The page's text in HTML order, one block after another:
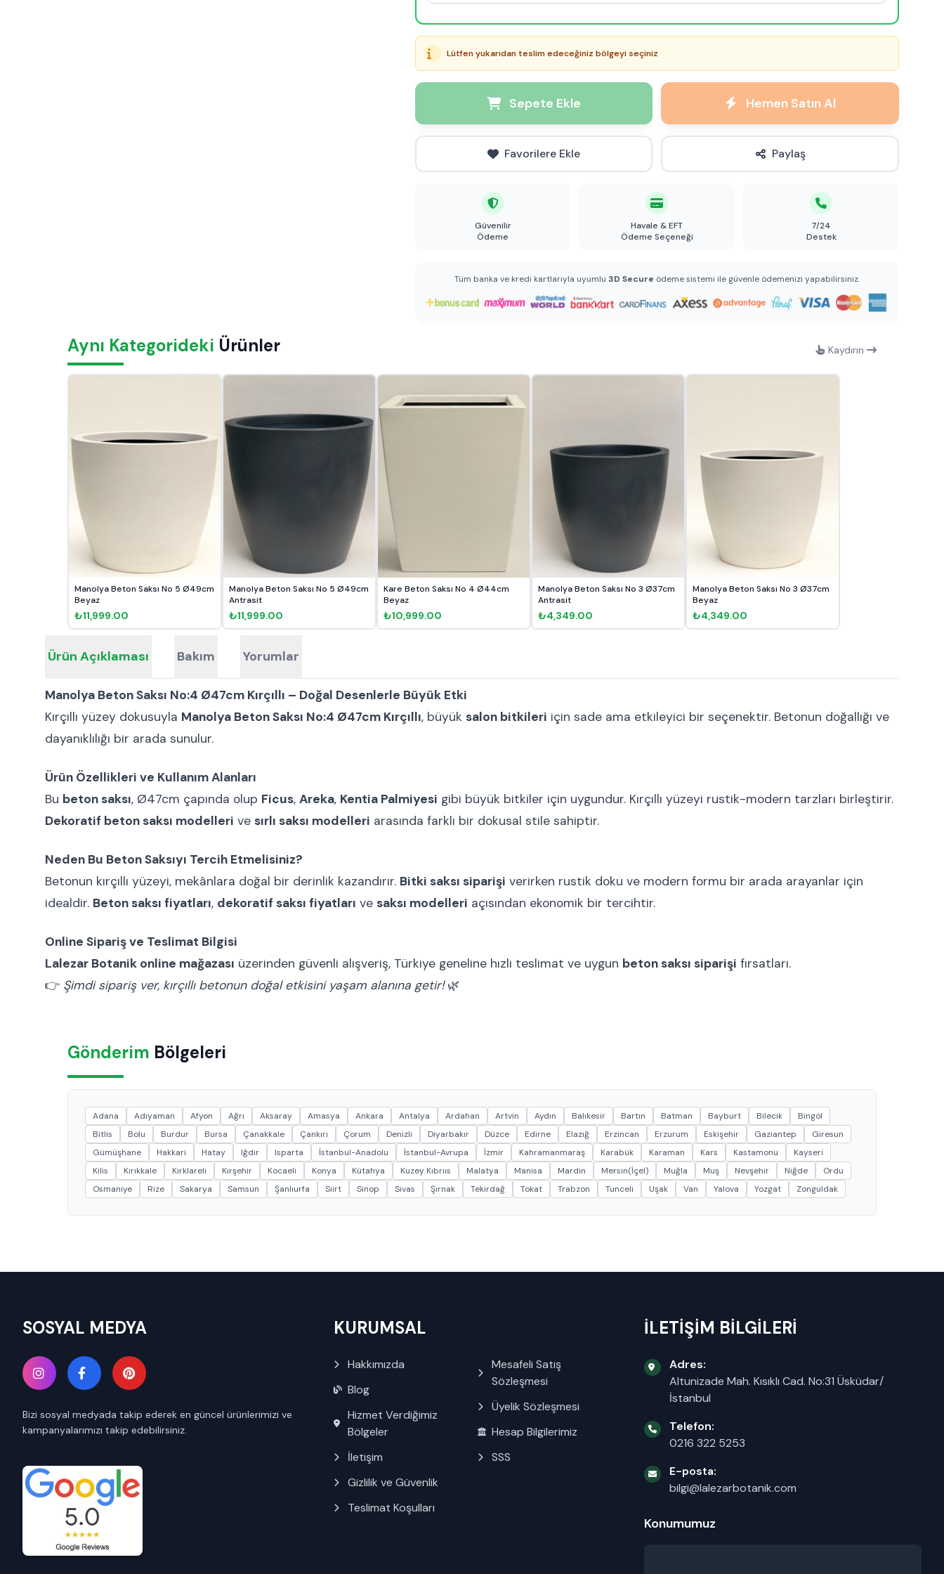
Lütfen yukarıdan teslim edeceğiniz bölgeyi seçiniz
Sepete Ekle Hemen Satın Al
Favorilere Ekle Paylaş
Güvenilir
Ödeme
Havale & EFT
Ödeme Seçeneği
7/24
Destek
Tüm banka ve kredi kartlarıyla uyumlu 3D Secure ödeme sistemi ile güvenle ödemenizi yapabilirsiniz.
Aynı Kategorideki Ürünler Kaydırın
Manolya Beton Saksı No 5 Ø49cm
Beyaz
₺11,999.00
Manolya Beton Saksı No 5 Ø49cm
Antrasit
₺11,999.00
Kare Beton Saksı No 4 Ø44cm
Beyaz
₺10,999.00
Manolya Beton Saksı No 3 Ø37cm
Antrasit
₺4,349.00
Manolya Beton Saksı No 3 Ø37cm
Beyaz
₺4,349.00
Ürün Açıklaması Bakım Yorumlar
Manolya Beton Saksı No:4 Ø47cm Kırçıllı – Doğal Desenlerle Büyük Etki
Kırçıllı yüzey dokusuyla Manolya Beton Saksı No:4 Ø47cm Kırçıllı, büyük salon bitkileri için sade ama etkileyici bir seçenektir. Betonun doğallığı ve
dayanıklılığı bir arada sunulur.
Ürün Özellikleri ve Kullanım Alanları
Bu beton saksı, Ø47cm çapında olup Ficus, Areka, Kentia Palmiyesi gibi büyük bitkiler için uygundur. Kırçıllı yüzeyi rustik-modern tarzları birleştirir.
Dekoratif beton saksı modelleri ve sırlı saksı modelleri arasında farklı bir dokusal stile sahiptir.
Neden Bu Beton Saksıyı Tercih Etmelisiniz?
Betonun kırçıllı yüzeyi, mekânlara doğal bir derinlik kazandırır. Bitki saksı siparişi verirken rustik doku ve modern formu bir arada arayanlar için
idealdir. Beton saksı fiyatları, dekoratif saksı fiyatları ve saksı modelleri açısından ekonomik bir tercihtir.
Online Sipariş ve Teslimat Bilgisi
Lalezar Botanik online mağazası üzerinden güvenli alışveriş, Türkiye geneline hızlı teslimat ve uygun beton saksı siparişi fırsatları.
👉 Şimdi sipariş ver, kırçıllı betonun doğal etkisini yaşam alanına getir!🌿
Gönderim Bölgeleri
Adana Adıyaman Afyon Ağrı Aksaray Amasya Ankara Antalya Ardahan Artvin Aydın Balıkesir Bartın Batman Bayburt Bilecik
Bingöl
Bitlis
Bolu Burdur Bursa Çanakkale Çankırı Çorum Denizli Diyarbakır Düzce Edirne Elazığ Erzincan Erzurum Eskişehir Gaziantep
Giresun
Gümüşhane
Hakkari Hatay Iğdır Isparta İstanbul-Anadolu İstanbul-Avrupa İzmir Kahramanmaraş Karabük Karaman Kars Kastamonu
Kayseri
Kilis
Kırıkkale Kırklareli Kırşehir Kocaeli Konya Kütahya Kuzey Kıbrııs Malatya Manisa Mardin Mersin(İçel) Muğla Muş Nevşehir Niğde
Ordu
Osmaniye
Rize Sakarya Samsun Şanlıurfa Siirt Sinop Sivas Şırnak Tekirdağ Tokat Trabzon Tunceli Uşak Van Yalova Yozgat Zonguldak
SOSYAL MEDYA
Bizi sosyal medyada takip ederek en güncel ürünlerimizi ve
kampanyalarımızı takip edebilirsiniz.
KURUMSAL
Hakkımızda
Blog
Hizmet Verdiğimiz
Bölgeler
İletişim
Gizlilik ve Güvenlik
Teslimat Koşulları
Mesafeli Satış
Sözleşmesi
Üyelik Sözleşmesi
Hesap Bilgilerimiz
SSS
İLETİŞİM BİLGİLERİ
Adres:
Altunizade Mah. Kısıklı Cad. No:31 Üsküdar/
İstanbul
Telefon:
0216 322 5253
E-posta:
bilgi@lalezarbotanik.com
Konumumuz